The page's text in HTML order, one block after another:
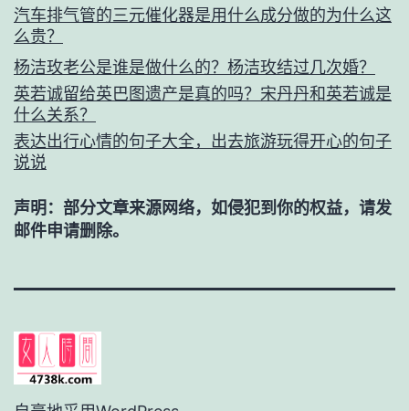
汽车排气管的三元催化器是用什么成分做的为什么这
么贵？
杨洁玫老公是谁是做什么的？杨洁玫结过几次婚？
英若诚留给英巴图遗产是真的吗？宋丹丹和英若诚是
什么关系？
表达出行心情的句子大全，出去旅游玩得开心的句子
说说
声明：部分文章来源网络，如侵犯到你的权益，请发
邮件申请删除。